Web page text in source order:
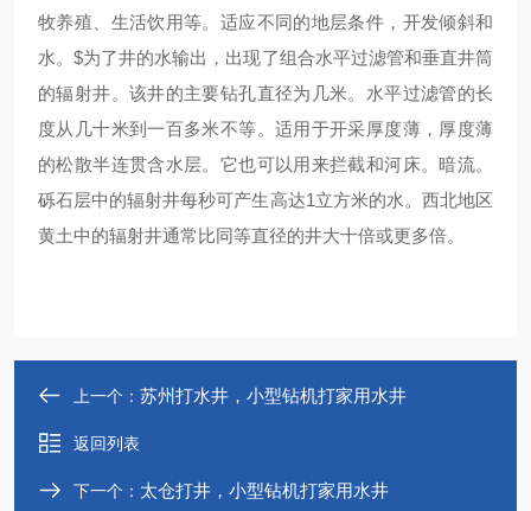
牧养殖、生活饮用等。适应不同的地层条件，开发倾斜和
水。$为了井的水输出，出现了组合水平过滤管和垂直井筒
的辐射井。该井的主要钻孔直径为几米。水平过滤管的长
度从几十米到一百多米不等。适用于开采厚度薄，厚度薄
的松散半连贯含水层。它也可以用来拦截和河床。暗流。
砾石层中的辐射井每秒可产生高达1立方米的水。西北地区
黄土中的辐射井通常比同等直径的井大十倍或更多倍。
上一个： 苏州打水井，小型钻机打家用水井
返回列表
下一个： 太仓打井，小型钻机打家用水井